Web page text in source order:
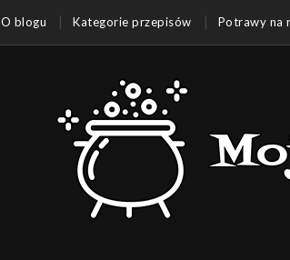
O blogu Kategorie przepisów Potrawy na